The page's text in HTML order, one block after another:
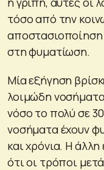
τόσο από την
στη φυματίωση.
Μία εξήγηση
λοιμώδη
νόσο το πολύ σε
νοσήματα έχουν
και χρόνια. Η
ότι οι τρόποι